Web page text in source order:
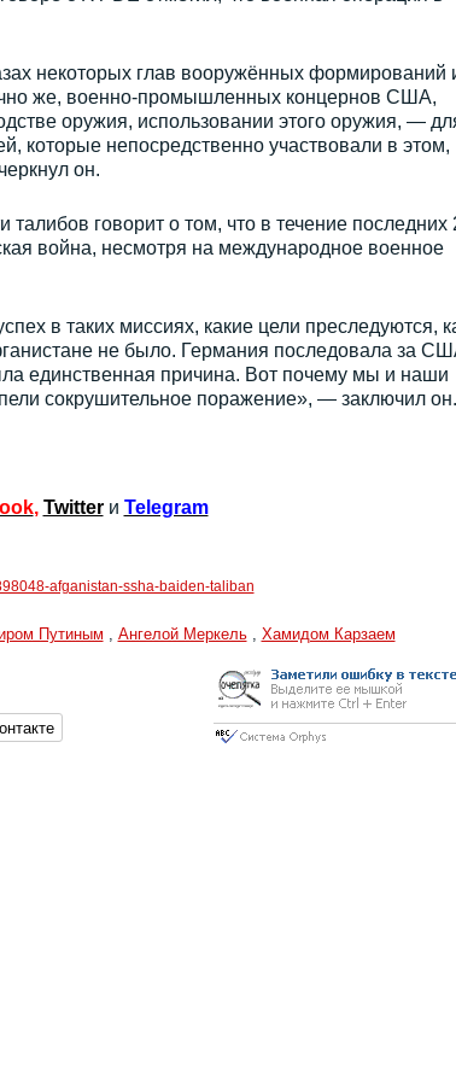
некоторых глав вооружённых формирований
же, военно-промышленных концернов США,
оружия, использовании этого оружия, —
которые непосредственно участвовали в этом,
он.
говорит о том, что в течение последних
война, несмотря на международное военное
в таких миссиях, какие цели преследуются,
не было. Германия последовала за
единственная причина. Вот почему мы и наши
сокрушительное поражение», — заключил он.
, Twitter и Telegram
afganistan-ssha-baiden-taliban
Путиным , Ангелой Меркель, Хамидом Карзаем